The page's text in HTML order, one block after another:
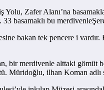
Zafer Alanı’na
basamaklı bu
bakan tek pencere i vardır.
bir merdivenle alttaki
ilhan Koman adlı